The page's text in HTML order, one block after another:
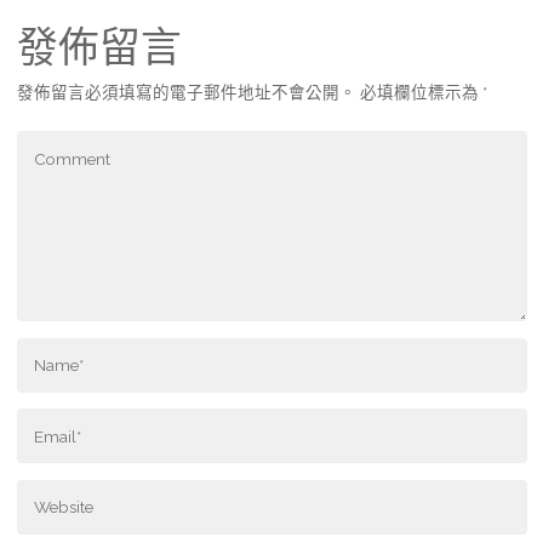
發佈留言
發佈留言必須填寫的電子郵件地址不會公開。 必填欄位標示為 *